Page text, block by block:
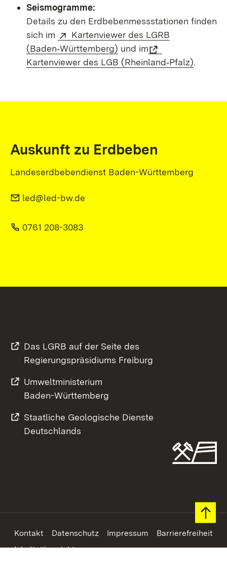
Seismogramme:
Details zu den Erdbebenmessstationen finden
sich im
Kartenviewer des LGRB
(Baden‑Württemberg) und im
Kartenviewer des LGB (Rheinland‑Pfalz).
Auskunft zu Erdbeben
Landeserdbebendienst Baden-Württemberg
led@led-bw.de
0761 208-3083
Das LGRB auf der Seite des
Regierungspräsidiums Freiburg
Umweltministerium
Baden-Württemberg
Staatliche Geologische Dienste
Deutschlands
Footer
Kontakt Datenschutz Impressum
Barrierefreiheit
Inhaltsübersicht